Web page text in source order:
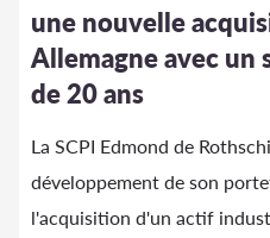
une nouvelle
Allemagne avec un
de 20 ans
La SCPI Edmond de
développement de son
l'acquisition d'un actif